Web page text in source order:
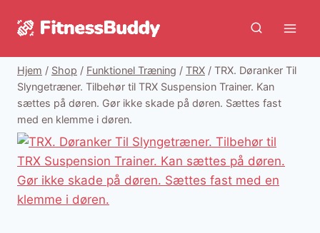
Hjem / Shop / Funktionel Træning / TRX / TRX. Døranker Til
Slyngetræner. Tilbehør til TRX Suspension Trainer. Kan
sættes på døren. Gør ikke skade på døren. Sættes fast
med en klemme i døren.